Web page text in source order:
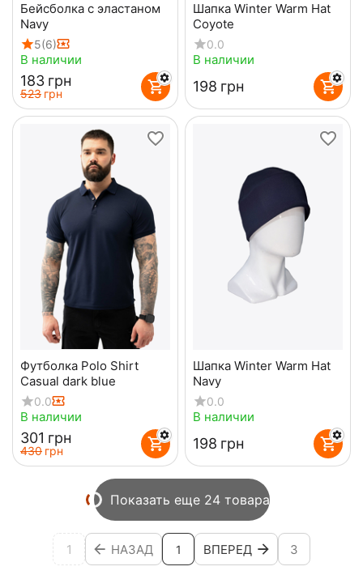
Бейсболка с эластаном
Navy
5(6)
В наличии
‍183‍ грн
‍523‍ грн
Шапка Winter Warm Hat
Coyote
0.0
В наличии
‍198‍ грн
Футболка Polo Shirt
Casual dark blue
0.0
В наличии
‍301‍ грн
‍430‍ грн
Шапка Winter Warm Hat
Navy
0.0
В наличии
‍198‍ грн
Показать еще 24 товара
1 НАЗАД 1 ВПЕРЕД 3